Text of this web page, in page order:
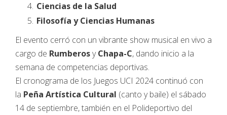
Ciencias de la Salud
Filosofía y Ciencias Humanas
El evento cerró con un vibrante show musical en vivo a
cargo de RumberosyChapa-C, dando inicio a la
semana de competencias deportivas.
El cronograma de los Juegos UCI 2024 continuó con
la Peña Artística Cultural (canto y baile) el sábado
14 de septiembre, también en el Polideportivo del